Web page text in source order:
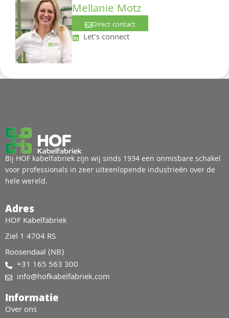
Mellanie Motz
Direct contact
Let's connect
Bij HOF kabelfabriek zijn wij sinds 1934 een onmisbare schakel
voor professionals in zeer uiteenlopende industrieën over de
hele wereld.
Adres
HOF Kabelfabriek
Ziel 1 4704 RS
Roosendaal (NB)
+31 165 563 300
info@hofkabelfabriek.com
Informatie
Over ons